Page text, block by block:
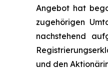
Angebot hat
zugehörigen
nachstehend
und den